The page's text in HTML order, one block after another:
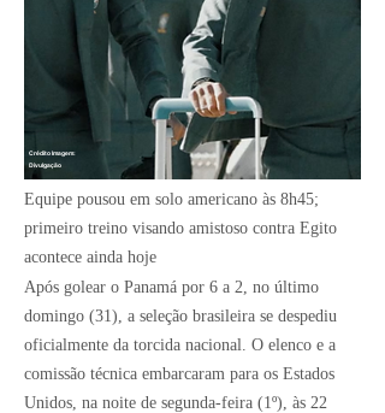
Divulgação
Crédito Imagem:
Equipe pousou em solo americano às 8h45;
primeiro treino visando amistoso contra Egito
acontece ainda hoje
Após golear o Panamá por 6 a 2 , no último
domingo (31), a seleção brasileira se despediu
oficialmente da torcida nacional. O elenco e a
comissão técnica embarcaram para os Estados
Unidos , na noite de segunda-feira (1º), às 22